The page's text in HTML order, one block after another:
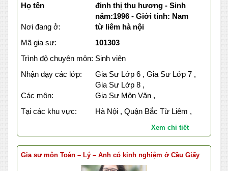
Họ tên
đinh thị thu hương - Sinh
năm:1996 - Giới tính: Nam
Nơi đang ở:
từ liêm hà nội
Mã gia sư:
101303
Trình độ chuyên môn: Sinh viên
Nhận dạy các lớp:
Gia Sư Lớp 6 , Gia Sư Lớp 7 ,
Gia Sư Lớp 8 ,
Các môn:
Gia Sư Môn Văn ,
Tại các khu vực:
Hà Nội , Quận Bắc Từ Liêm ,
Xem chi tiết
Gia sư môn Toán – Lý – Anh có kinh nghiệm ở Cầu Giấy